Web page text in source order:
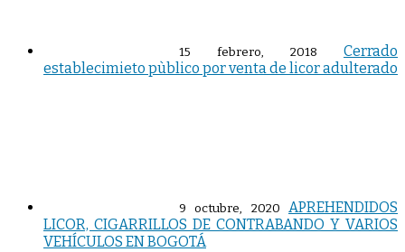
15 febrero, 2018
Cerrado
establecimieto pùblico por venta de licor adulterado
9 octubre, 2020
APREHENDIDOS
LICOR, CIGARRILLOS DE CONTRABANDO Y VARIOS
VEHÍCULOS EN BOGOTÁ